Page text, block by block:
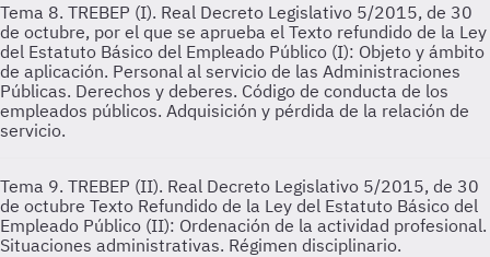
Tema 8. TREBEP (I). Real Decreto Legislativo 5/2015, de 30
de octubre, por el que se aprueba el Texto refundido de la Ley
del Estatuto Básico del Empleado Público (I): Objeto y ámbito
de aplicación. Personal al servicio de las Administraciones
Públicas. Derechos y deberes. Código de conducta de los
empleados públicos. Adquisición y pérdida de la relación de
servicio.
Tema 9. TREBEP (II). Real Decreto Legislativo 5/2015, de 30
de octubre Texto Refundido de la Ley del Estatuto Básico del
Empleado Público (II): Ordenación de la actividad profesional.
Situaciones administrativas. Régimen disciplinario.